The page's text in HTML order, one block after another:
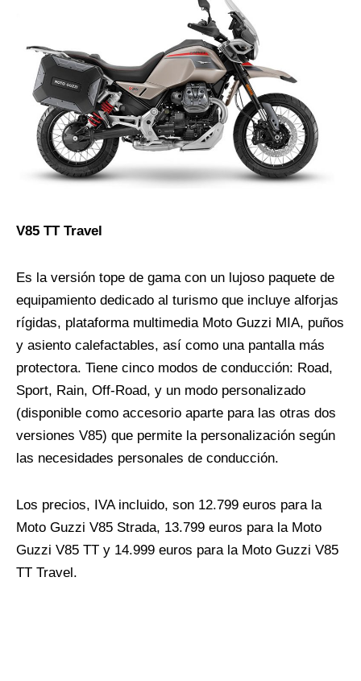
V85 TT Travel
Es la versión tope de gama con un lujoso paquete de
equipamiento dedicado al turismo que incluye alforjas
rígidas, plataforma multimedia Moto Guzzi MIA, puños
y asiento calefactables, así como una pantalla más
protectora. Tiene cinco modos de conducción: Road,
Sport, Rain, Off-Road, y un modo personalizado
(disponible como accesorio aparte para las otras dos
versiones V85) que permite la personalización según
las necesidades personales de conducción.
Los precios, IVA incluido, son 12.799 euros para la
Moto Guzzi V85 Strada, 13.799 euros para la Moto
Guzzi V85 TT y 14.999 euros para la Moto Guzzi V85
TT Travel.